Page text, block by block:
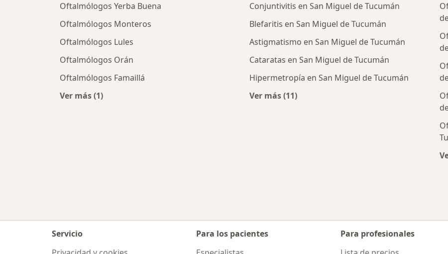
Oftalmólogos Yerba Buena
Oftalmólogos Monteros
Oftalmólogos Lules
Oftalmólogos Orán
Oftalmólogos Famaillá
Ver más (1)
Conjuntivitis en San Miguel de Tucumán
Blefaritis en San Miguel de Tucumán
Astigmatismo en San Miguel de Tucumán
Cataratas en San Miguel de Tucumán
Hipermetropía en San Miguel de Tucumán
Ver más (11)
Más en esta categoría: Enfermedades más
Servicio
Para los pacientes
Para profesionales